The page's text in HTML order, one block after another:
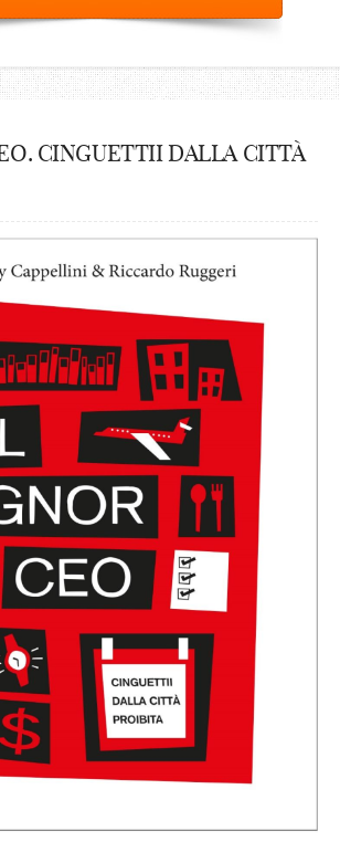
CINGUETTII DALLA CITTÀ